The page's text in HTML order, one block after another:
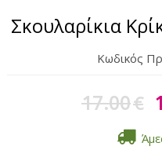
Σκουλαρίκια
Κωδικός
17.00€